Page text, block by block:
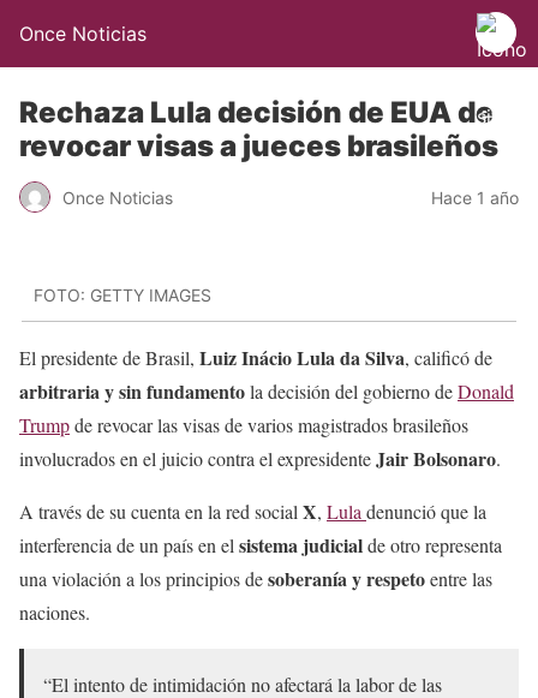
Once Noticias
Rechaza Lula decisión de EUA de
revocar visas a jueces brasileños
Once Noticias Hace 1 año
FOTO: GETTY IMAGES
El presidente de Brasil, Luiz Inácio Lula da Silva, calificó de
arbitraria y sin fundamentola decisión del gobierno deDonald
Trumpde revocar las visas de varios magistrados brasileños
involucrados en el juicio contra el expresidenteJair Bolsonaro.
A través de su cuenta en la red social X, Lula denunció que la
interferencia de un país en el sistema judicialde otro representa
una violación a los principios desoberanía y respetoentre las
naciones.
“El intento de intimidación no afectará la labor de las